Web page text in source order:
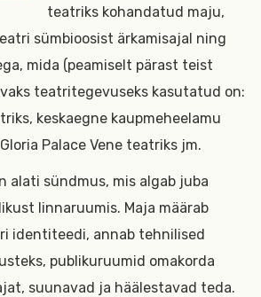
teatriks kohandatud maju,
sümbioosist ärkamisajal ning
mida (peamiselt pärast teist
teatritegevuseks kasutatud on:
keskaegne kaupmeheelamu
Palace Vene teatriks jm.
alati sündmus, mis algab juba
linnaruumis. Maja määrab
identiteedi, annab tehnilised
publikuruumid omakorda
suunavad ja häälestavad teda.